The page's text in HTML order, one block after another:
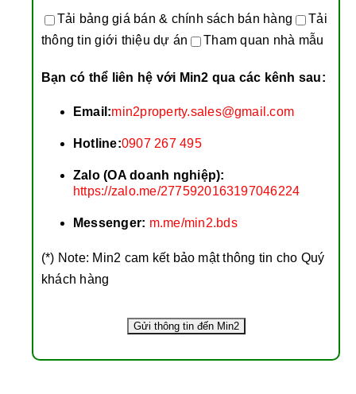
Tải bảng giá bán & chính sách bán hàng
Tải
thông tin giới thiệu dự án
Tham quan nhà mẫu
Bạn có thể liên hệ với Min2 qua các kênh sau:
Email:min2property.sales@gmail.com
Hotline:0907 267 495
Zalo (OA doanh nghiệp):
https://zalo.me/2775920163197046224
Messenger: m.me/min2.bds
(*) Note: Min2 cam kết bảo mật thông tin cho Quý
khách hàng